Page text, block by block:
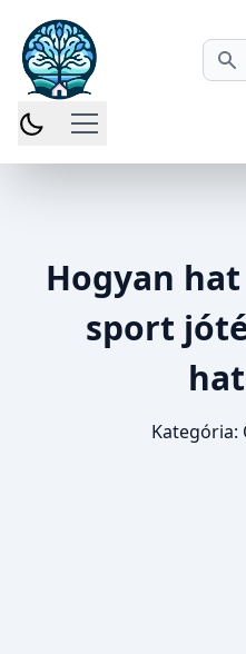
Hogyan hat
sport
Kategória: